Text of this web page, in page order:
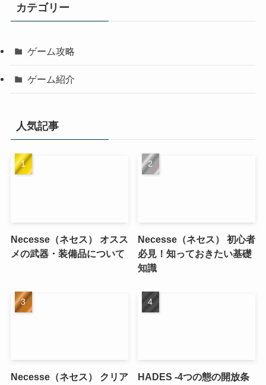
カテゴリー
ゲーム攻略
ゲーム紹介
人気記事
Necesse（ネセス） オスス
メの武器・装備品について
Necesse（ネセス） 初心者
必見！知っておきたい基礎
知識
Necesse（ネセス） クリア
HADES -4つの態の開放条